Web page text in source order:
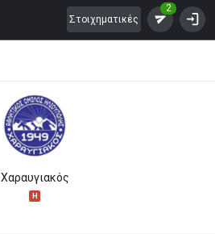
Στοιχηματικές
2
Χαραυγιακός
H